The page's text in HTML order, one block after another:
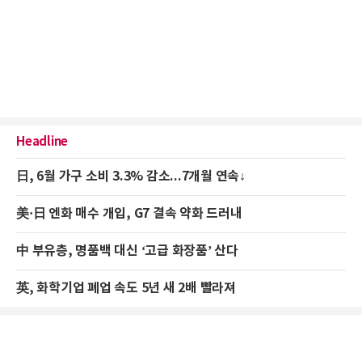
Headline
日, 6월 가구 소비 3.3% 감소...7개월 연속↓
美·日 엔화 매수 개입, G7 결속 약화 드러내
中 부유층, 명품백 대신 ‘고급 화장품’ 산다
英, 화학기업 폐업 속도 5년 새 2배 빨라져